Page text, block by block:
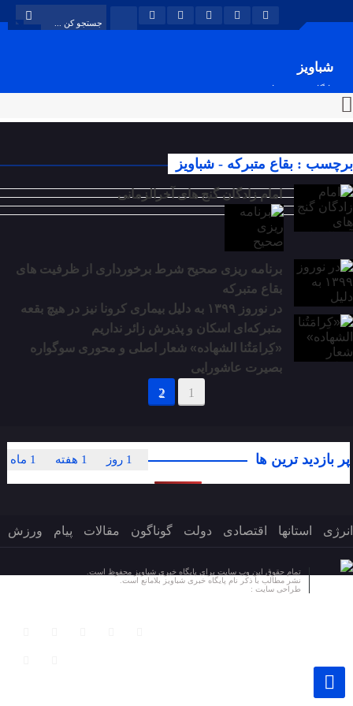
شباویز
پایگاه خبری شباویز
برچسب : بقاع متبرکه - شباویز
امام زادگان گنج های آخرالزمانی
برنامه ریزی صحیح شرط برخورداری از ظرفیت های
بقاع متبرکه
در نوروز ۱۳۹۹ به دلیل بیماری کرونا نیز در هیچ بقعه
متبرکه‌ای اسکان و پذیرش زائر نداریم
«کِرامَتُنا الشهاده» شعار اصلی و محوری سوگواره
بصیرت عاشورایی
1
2
پر بازدید ترین ها 1 ماه 1 هفته 1 روز
انرژی استانها اقتصادی دولت گوناگون مقالات پیام ورزش
تمام حقوق این وب سایت برای پایگاه خبری شباویز محفوظ است.
نشر مطالب با ذکر نام پایگاه خبری شباویز بلامانع است.
طراحی سایت :